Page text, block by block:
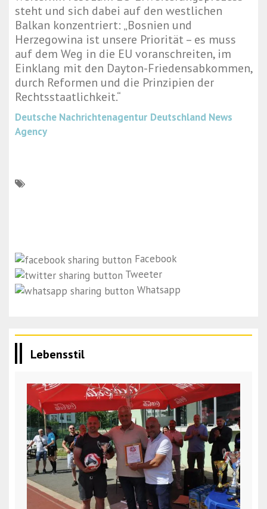
steht und sich dabei auf den westlichen
Balkan konzentriert: „Bosnien und
Herzegowina ist unsere Priorität – es muss
auf dem Weg in die EU voranschreiten, im
Einklang mit den Dayton-Friedensabkommen,
durch Reformen und die Prinzipien der
Rechtsstaatlichkeit.“
Deutsche Nachrichtenagentur Deutschland News
Agency
Facebook
Tweeter
Whatsapp
Lebensstil